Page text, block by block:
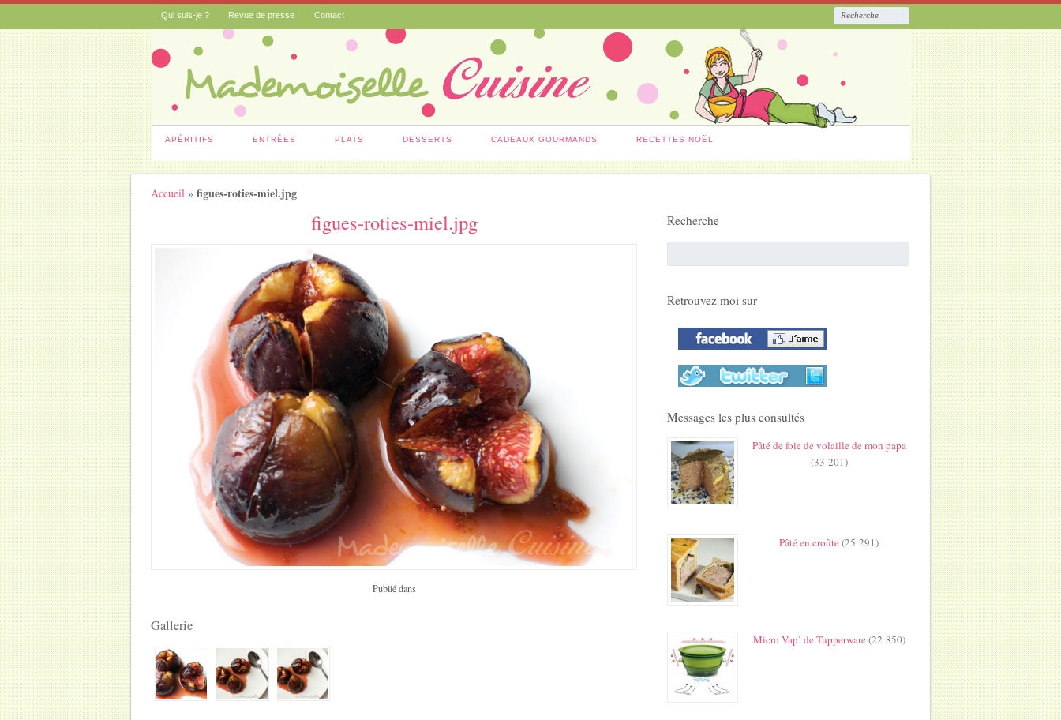
Qui suis-je ? Revue de presse Contact
APÉRITIFS ENTRÉES PLATS DESSERTS CADEAUX GOURMANDS RECETTES NOËL
Accueil »figues-roties-miel.jpg
figues-roties-miel.jpg
Publié dans
Gallerie
Recherche
Retrouvez moi sur
Messages les plus consultés
Pâté de foie de volaille de mon papa
(33 201)
Pâté en croûte(25 291)
Micro Vap’ de Tupperware(22 850)